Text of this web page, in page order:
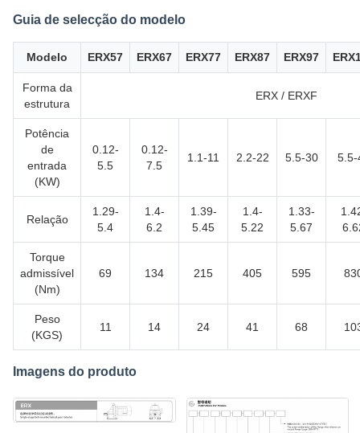
Guia de selecção do modelo
Modelo ERX57 ERX67 ERX77 ERX87 ERX97
Forma da
estrutura
ERX / ERXF
Potência
de
entrada
(KW)
0.12-
5.5
0.12-
7.5
1.1-11 2.2-22 5.5-30 5.5-
Relação
1.29-
5.4
1.4-
6.2
1.39-
5.45
1.4-
5.22
1.33-
5.67
Torque
admissível
(Nm)
69 134 215 405 595
Peso
(KGS)
11 14 24 41 68
Imagens do produto